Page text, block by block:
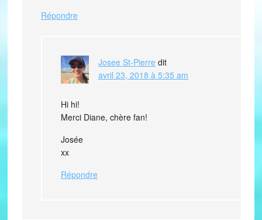
Répondre
Josee St-Pierre dit
avril 23, 2018 à 5:35 am
Hi hi!
Merci Diane, chère fan!
Josée
xx
Répondre